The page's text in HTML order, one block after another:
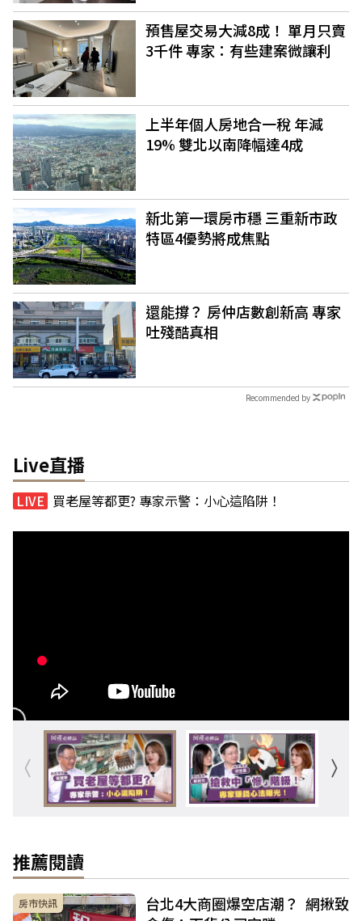
預售屋交易大減8成！ 單月只賣
3千件 專家：有些建案微讓利
上半年個人房地合一稅 年減
19% 雙北以南降幅達4成
新北第一環房市穩 三重新市政
特區4優勢將成焦點
還能撐？ 房仲店數創新高 專家
吐殘酷真相
Recommended by
Live直播
買老屋等都更? 專家示警：小心這陷阱！
推薦閱讀
房市快訊
台北4大商圈爆空店潮？ 網揪致